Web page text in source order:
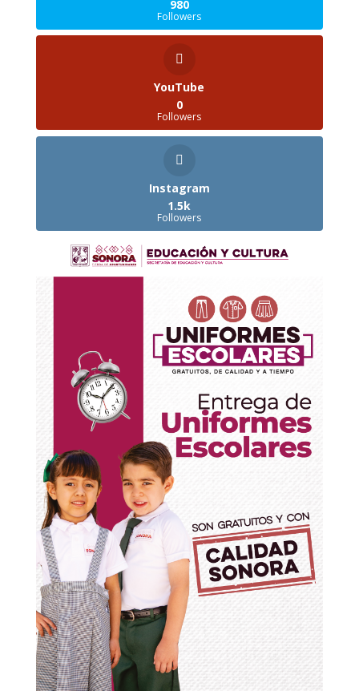
980
Followers
YouTube
0
Followers
Instagram
1.5k
Followers